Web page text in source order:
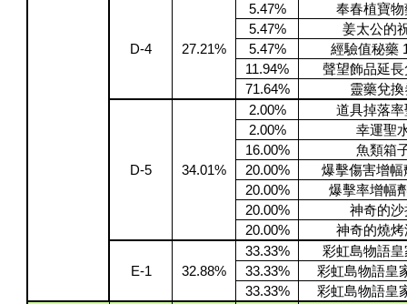
D-4 27.21%
5.47%
奉春植寶物
5.47%
姜太公的
5.47%
經驗值秘藥
11.94%
聲望飾品延長
71.64%
靈藥兌換
D-5 34.01%
2.00%
道具掉落率
2.00%
幸運聖
16.00%
魚類箱
20.00%
爆擊傷害增幅
20.00%
爆擊率增幅
20.00%
神奇的沙
20.00%
神奇的燒烤
E-1 32.88%
33.33%
彩虹島物語皇
33.33%
彩虹島物語皇
33.33%
彩虹島物語皇